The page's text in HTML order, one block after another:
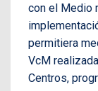
con el Medio
permitiera
VcM
Centros,